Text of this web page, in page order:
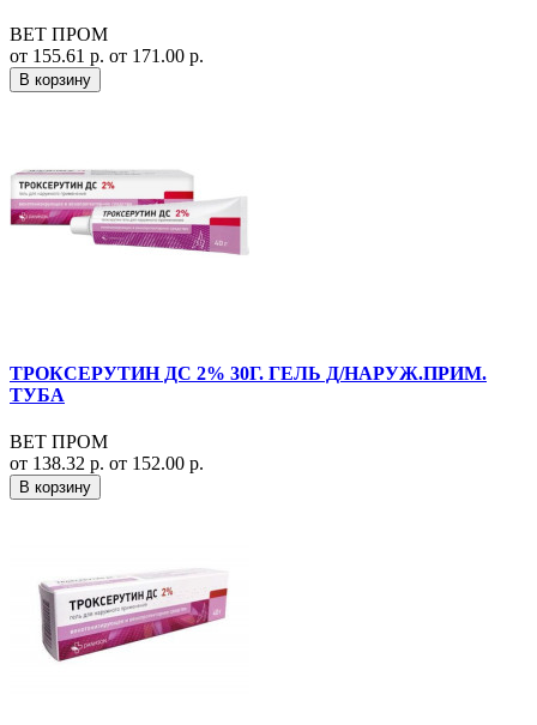
ВЕТ ПРОМ
от 155.61 р. от 171.00 р.
В корзину
ТРОКСЕРУТИН ДС 2% 30Г. ГЕЛЬ Д/НАРУЖ.ПРИМ.
ТУБА
ВЕТ ПРОМ
от 138.32 р. от 152.00 р.
В корзину